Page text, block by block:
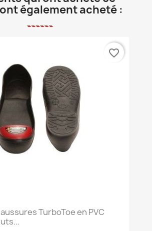
également acheté :
TurboToe en PVC
favorite_border